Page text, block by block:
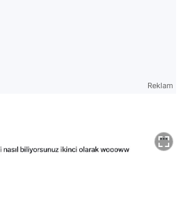
Reklam